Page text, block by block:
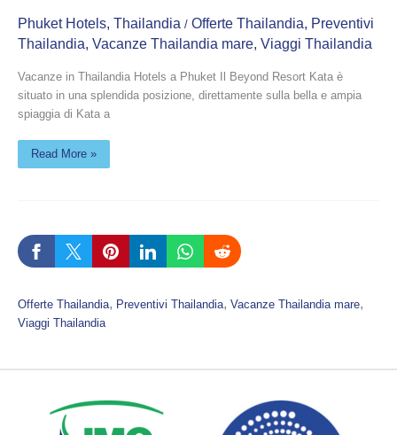
Phuket Hotels, Thailandia / Offerte Thailandia, Preventivi
Thailandia, Vacanze Thailandia mare, Viaggi Thailandia
Vacanze in Thailandia Hotels a Phuket Il Beyond Resort Kata è
situato in una splendida posizione, direttamente sulla bella e ampia
spiaggia di Kata a
Read More »
Offerte Thailandia, Preventivi Thailandia, Vacanze Thailandia mare
Viaggi Thailandia